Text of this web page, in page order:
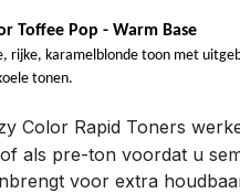
Toffee Pop - Warm Base
rijke, karamelblonde toon met
tonen.
Color Rapid Toners
als pre-ton voordat u
voor extra